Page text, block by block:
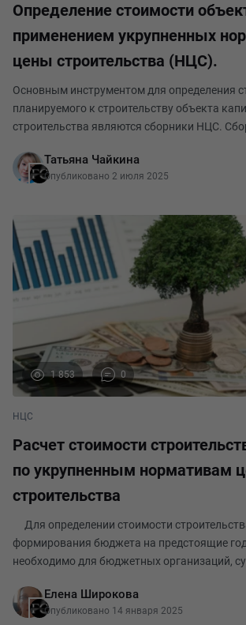
Определение стоимости
применением укрупненных
цены строительства (НЦС).
Основным инструментом для определения
планируемого к строительству объекта
строительства являются сборники НЦС.
цен на 1 января текущего года в феврале-
Татьяна Чайкина
Опубликовано 2 июля 2025
1 853 0
НЦС
Расчет стоимости
по укрупненным нормативам
строительства
Для определении стоимости
формирования бюджета на предстоящие
необходимо для бюджетных организаций,
цены строительства (далее НЦС) Найти эт
Елена Широкова
Опубликовано 14 января 2025